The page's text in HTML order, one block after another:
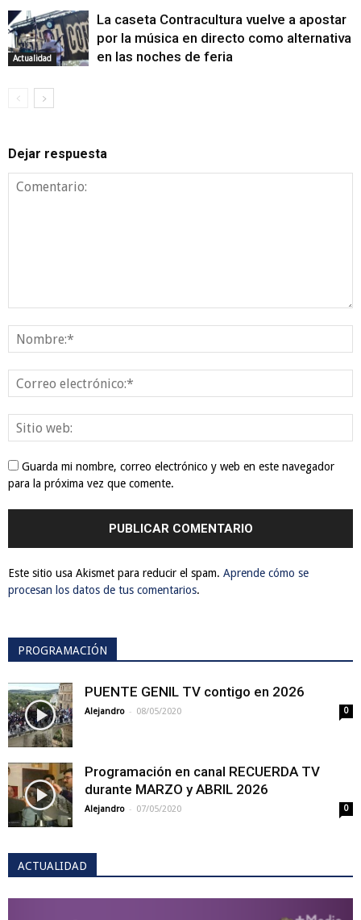
Actualidad
La caseta Contracultura vuelve a apostar
por la música en directo como alternativa
en las noches de feria
Dejar respuesta
Guarda mi nombre, correo electrónico y web en este navegador
para la próxima vez que comente.
Este sitio usa Akismet para reducir el spam. Aprende cómo se
procesan los datos de tus comentarios.
PROGRAMACIÓN
PUENTE GENIL TV contigo en 2026
Alejandro - 08/05/2020 0
Programación en canal RECUERDA TV
durante MARZO y ABRIL 2026
Alejandro - 07/05/2020 0
ACTUALIDAD